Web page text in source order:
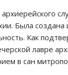
Была создана
Как
лавре
в сан